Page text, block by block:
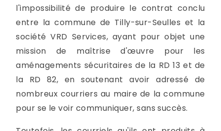
l'impossibilité de produire le contrat conclu
entre la commune de Tilly-sur-Seulles et la
société VRD Services, ayant pour objet une
mission de maîtrise d'œuvre pour les
aménagements sécuritaires de la RD 13 et de
la RD 82, en soutenant avoir adressé de
nombreux courriers au maire de la commune
pour se le voir communiquer, sans succès.